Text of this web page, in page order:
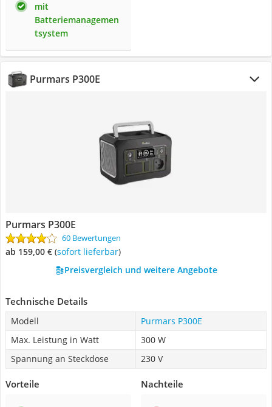
mit
Batteriemanagemen
tsystem
Purmars P300E
Purmars P300E
60 Bewertungen
ab 159,00 € ( Sofort lieferbar)
Preisvergleich und weitere Angebote
Technische Details
Modell
Purmars P300E
Max. Leistung in Watt
300 W
Spannung an Steckdose
230 V
Vorteile Nachteile